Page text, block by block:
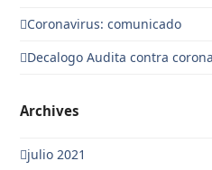
Coronavirus: comunicado
Decalogo Audita contra
Archives
julio 2021